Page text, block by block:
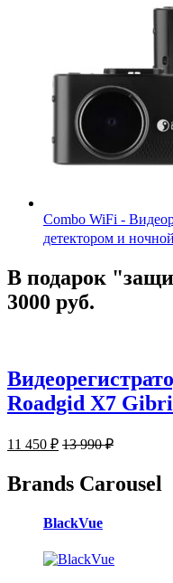
Combo WiFi -
детектором и
В подарок
3000 руб.
Roadgid X7
11 450 ₽ 13 990₽
Brands Carousel
BlackVue